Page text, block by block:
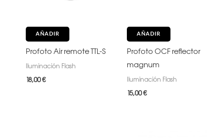
AÑADIR
Profoto Air remote TTL-S
Iluminación Flash
18,00€
AÑADIR
Profoto OCF reflector
magnum
Iluminación Flash
15,00€